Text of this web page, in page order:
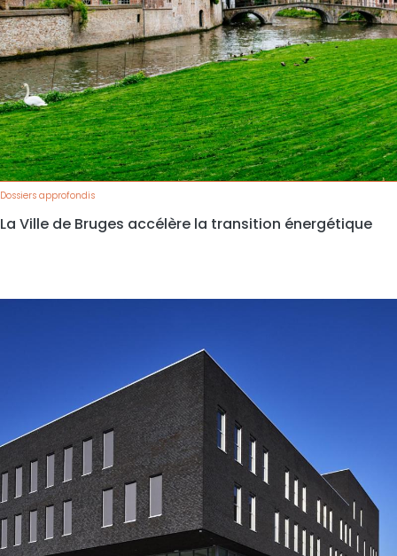
Dossiers approfondis
La Ville de Bruges accélère la transition énergétique